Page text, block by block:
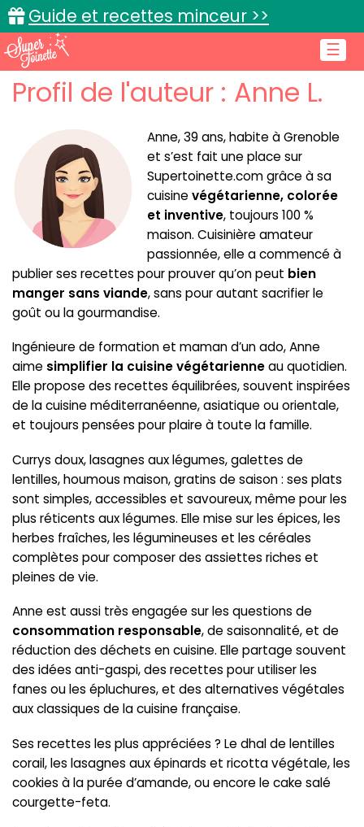
☰
Guide et recettes minceur >>
Accueil
Cuisine pratique
L'actu cuisine
Connexion
Profil de l'auteur : Anne L.
Anne, 39 ans, habite à Grenoble
et s’est fait une place sur
Supertoinette.com grâce à sa
cuisine végétarienne, colorée
et inventive, toujours 100 %
maison. Cuisinière amateur
passionnée, elle a commencé à
publier ses recettes pour prouver qu’on peut bien
manger sans viande, sans pour autant sacrifier le
goût ou la gourmandise.
Ingénieure de formation et maman d’un ado, Anne
aime simplifier la cuisine végétarienneau quotidien.
Elle propose des recettes équilibrées, souvent inspirées
de la cuisine méditerranéenne, asiatique ou orientale,
et toujours pensées pour plaire à toute la famille.
Currys doux, lasagnes aux légumes, galettes de
lentilles, houmous maison, gratins de saison : ses plats
sont simples, accessibles et savoureux, même pour les
plus réticents aux légumes. Elle mise sur les épices, les
herbes fraîches, les légumineuses et les céréales
complètes pour composer des assiettes riches et
pleines de vie.
Anne est aussi très engagée sur les questions de
consommation responsable, de saisonnalité, et de
réduction des déchets en cuisine. Elle partage souvent
des idées anti-gaspi, des recettes pour utiliser les
fanes ou les épluchures, et des alternatives végétales
aux classiques de la cuisine française.
Ses recettes les plus appréciées ? Le dhal de lentilles
corail, les lasagnes aux épinards et ricotta végétale, les
cookies à la purée d’amande, ou encore le cake salé
courgette-feta.